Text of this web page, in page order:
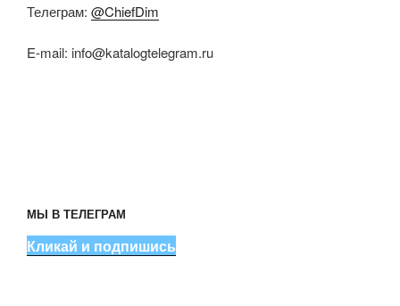
Телеграм: @ChiefDim
E-mail: info@katalogtelegram.ru
МЫ В ТЕЛЕГРАМ
Кликай и подпишись